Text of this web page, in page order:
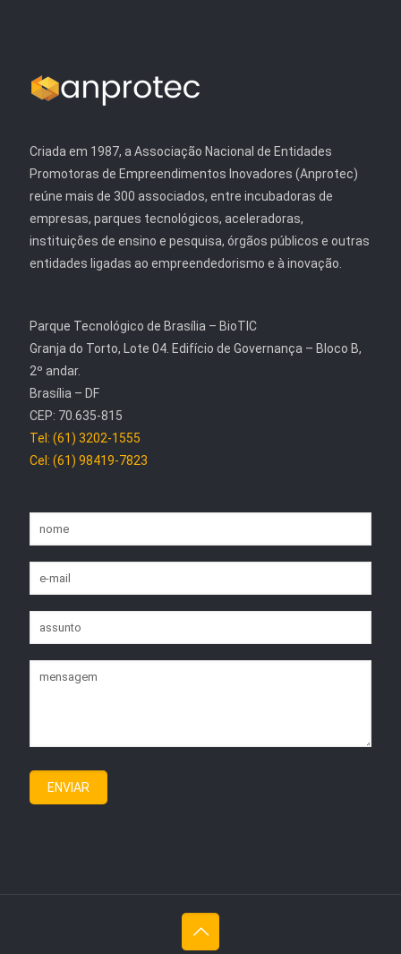
Criada em 1987, a Associação Nacional de Entidades
Promotoras de Empreendimentos Inovadores (Anprotec)
reúne mais de 300 associados, entre incubadoras de
empresas, parques tecnológicos, aceleradoras,
instituições de ensino e pesquisa, órgãos públicos e outras
entidades ligadas ao empreendedorismo e à inovação.
Parque Tecnológico de Brasília – BioTIC
Granja do Torto, Lote 04. Edifício de Governança – Bloco B,
2º andar.
Brasília – DF
CEP: 70.635-815
Tel: (61) 3202-1555
Cel: (61) 98419-7823